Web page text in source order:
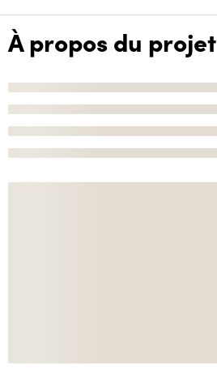
À propos du projet